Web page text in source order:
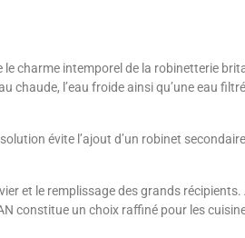
le charme intemporel de la robinetterie
chaude, l’eau froide ainsi qu’une eau
évite l’ajout d’un robinet
et le remplissage des grands récipients.
constitue un choix raffiné pour les